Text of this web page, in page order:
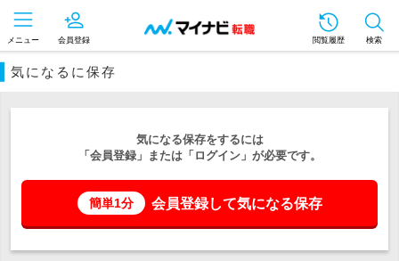
メニュー 会員登録 閲覧履歴 検索
気になるに保存
気になる保存をするには
「会員登録」または「ログイン」が必要です。
簡単1分 会員登録して気になる保存